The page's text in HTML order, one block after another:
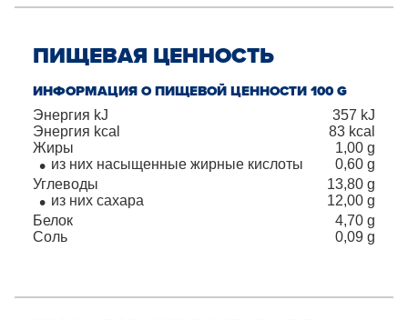
ПИЩЕВАЯ ЦЕННОСТЬ
ИНФОРМАЦИЯ О ПИЩЕВОЙ ЦЕННОСТИ 100 G
Энергия kJ 357 kJ
Энергия kcal
83 kcal
Жиры
1,00 g
из них насыщенные жирные кислоты
0,60 g
Углеводы
13,80 g
из них сахара
12,00 g
Белок
4,70 g
Соль
0,09 g